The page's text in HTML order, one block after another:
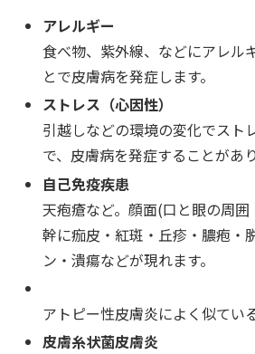
アレルギー
食べ物、紫外線、などにアレル
とで皮膚病を発症します。
ストレス（心因性）
引越しなどの環境の変化でスト
で、皮膚病を発症することがあり
自己免疫疾患
天疱瘡など。顔面(口と眼の周
幹に痂皮・紅斑・丘疹・膿疱・
ン・潰瘍などが現れます。
アトピー性皮膚炎によく似てい
皮膚糸状菌皮膚炎